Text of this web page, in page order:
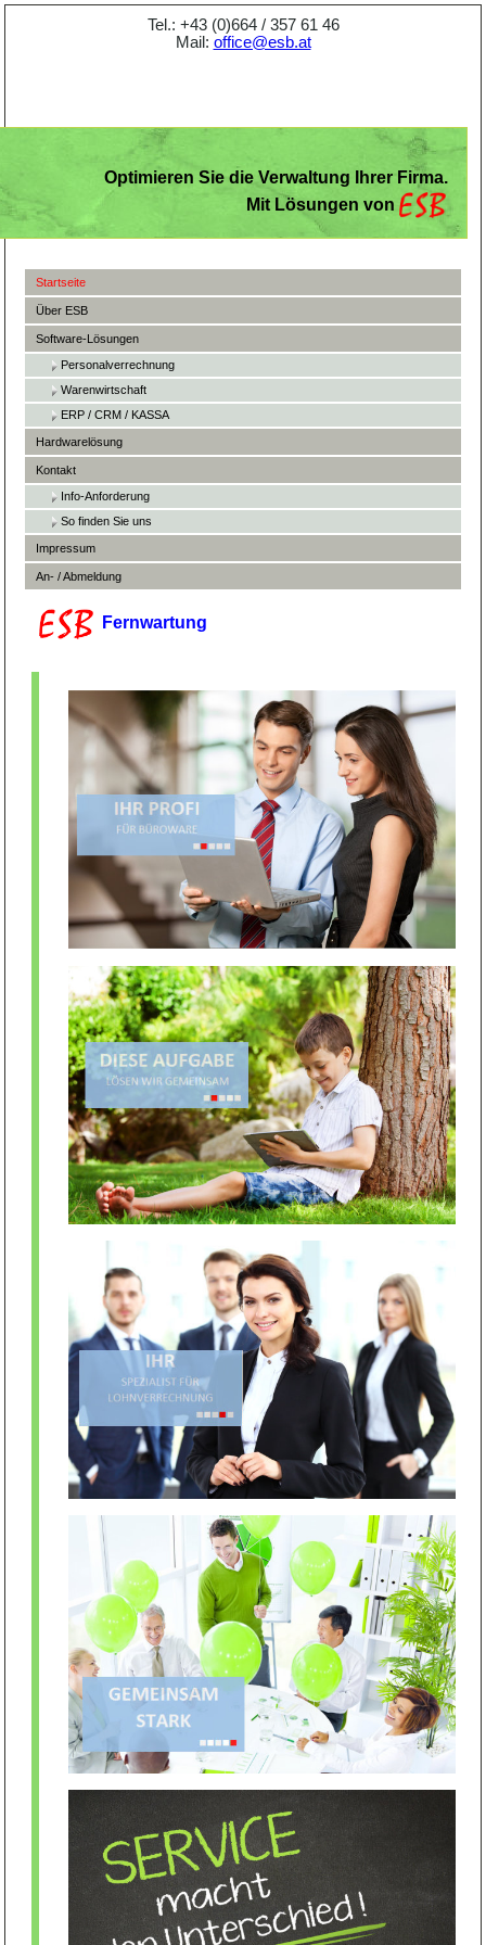
Tel.: +43 (0)664 / 357 61 46
Mail: office@esb.at
Optimieren Sie die Verwaltung Ihrer Firma.
Mit Lösungen von
Startseite
Über ESB
Software-Lösungen
Personalverrechnung
Warenwirtschaft
ERP / CRM / KASSA
Hardwarelösung
Kontakt
Info-Anforderung
So finden Sie uns
Impressum
An- / Abmeldung
Fernwartung